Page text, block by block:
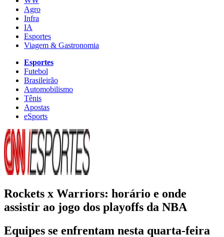
Agro
Infra
IA
Esportes
Viagem & Gastronomia
Esportes
Futebol
Brasileirão
Automobilismo
Tênis
Apostas
eSports
Rockets x Warriors: horário e onde
assistir ao jogo dos playoffs da NBA
Equipes se enfrentam nesta quarta-feira